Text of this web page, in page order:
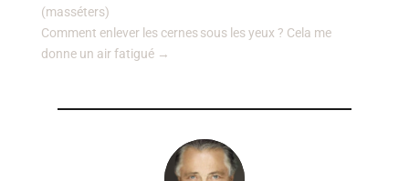
(masséters)
Comment enlever les cernes sous les yeux ? Cela me
donne un air fatigué→